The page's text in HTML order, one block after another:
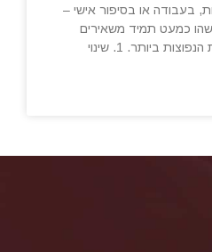
בעבודה או בסיפור אישי –
כמעט תמיד משאירים
ביותר. 1. שינוי